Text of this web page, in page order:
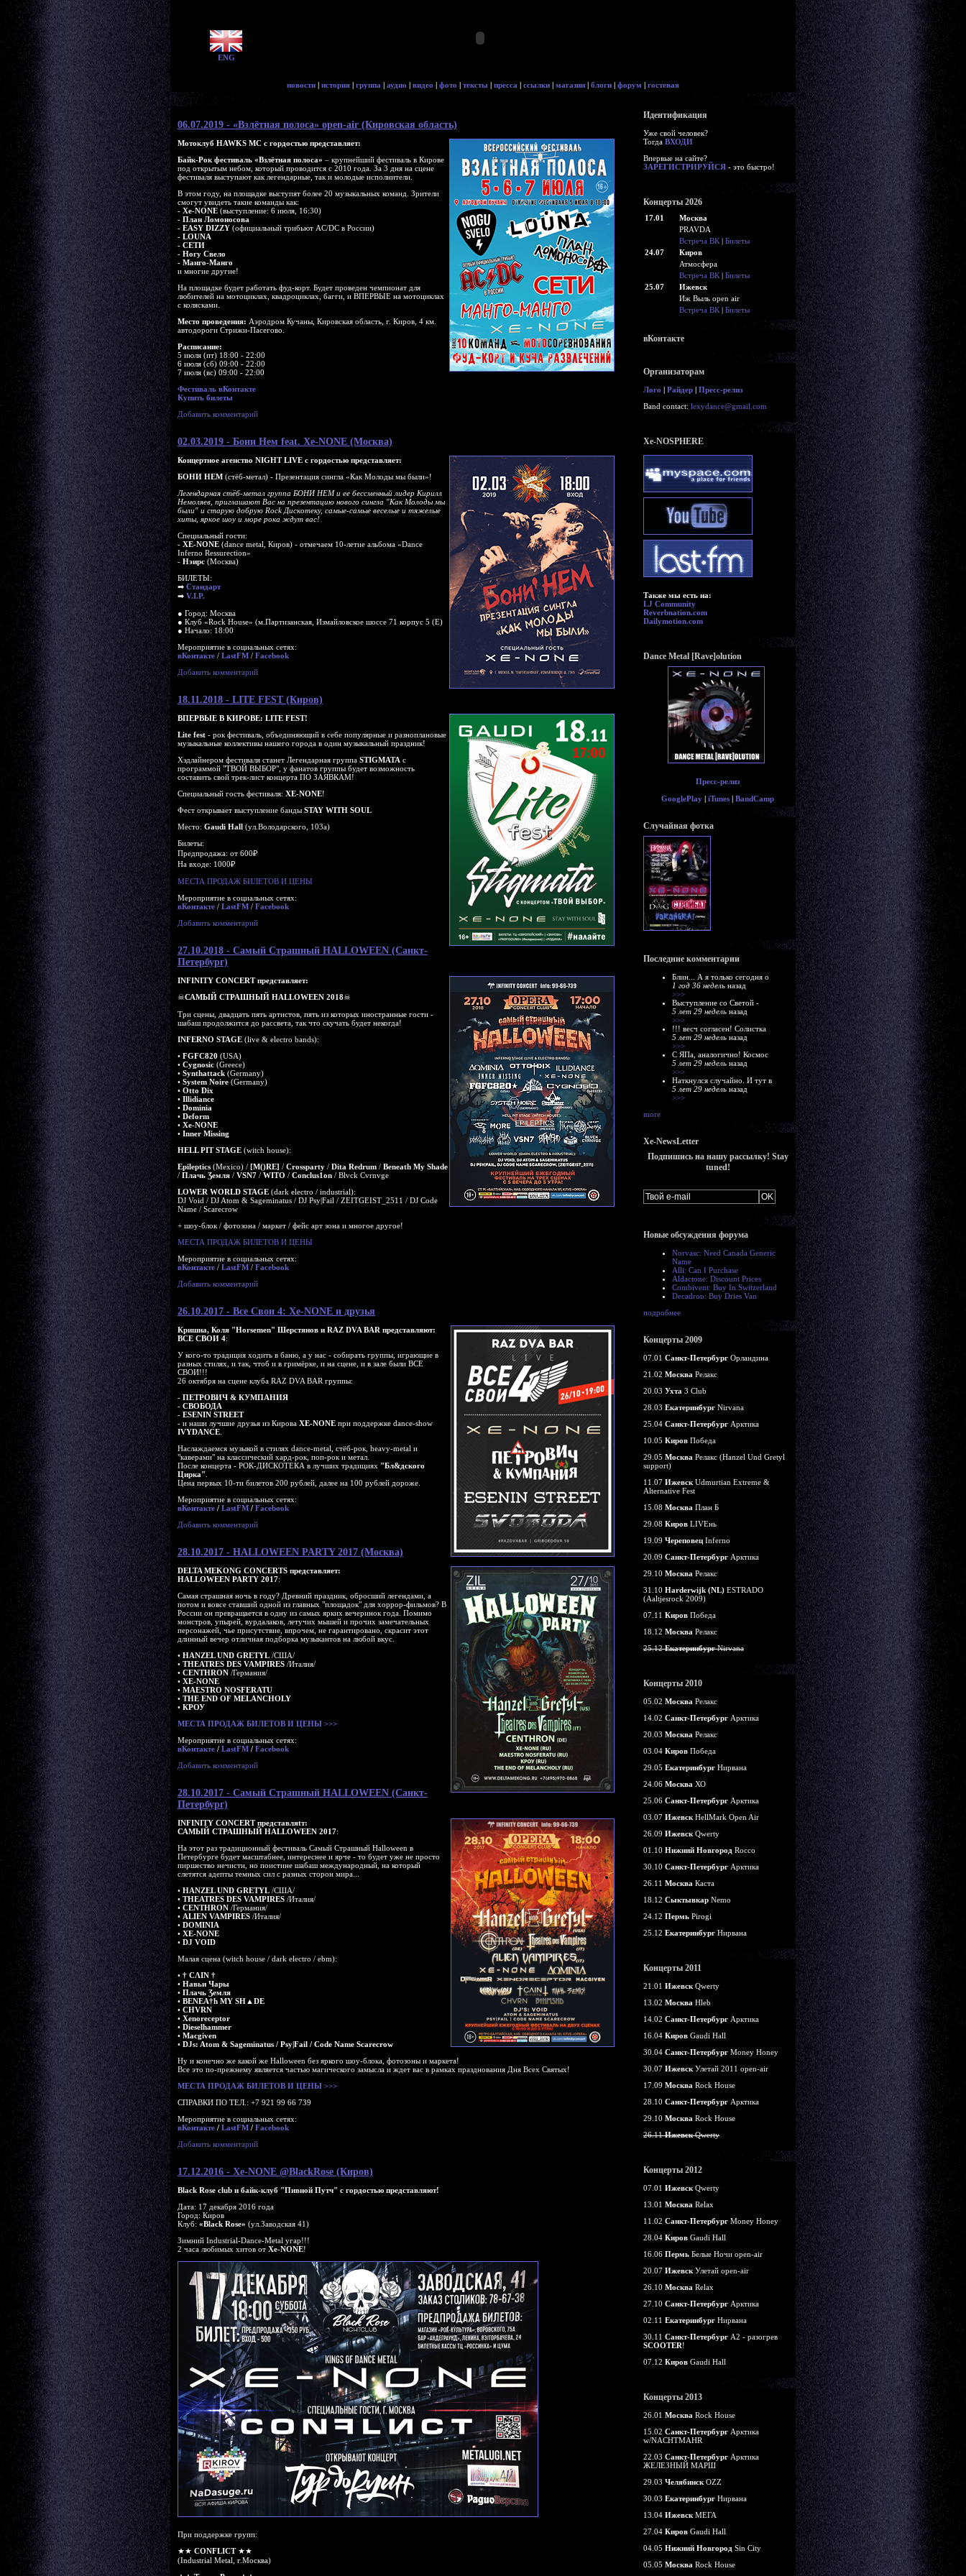
ENG
новости | история | группа | аудио | видео | фото | тексты | пресса | ссылки | магазин | блоги | форум | гостевая
06.07.2019 - «Взлётная полоса» open-air (Кировская область)
Мотоклуб HAWKS МС с гордостью представляет:
Байк-Рок фестиваль «Взлётная полоса» – крупнейший фестиваль в Кирове
под открытым небом, который проводится с 2010 года. За 3 дня на сцене
фестиваля выступают как легендарные, так и молодые исполнители.
В этом году, на площадке выступят более 20 музыкальных команд. Зрители
смогут увидеть такие команды как:
- Xe-NONE (выступление: 6 июля, 16:30)
- План Ломоносова
- EASY DIZZY (официальный трибьют AC/DC в России)
- LOUNA
- СЕТИ
- Ногу Свело
- Манго-Манго
и многие другие!
На площадке будет работать фуд-корт. Будет проведен чемпионат для
любителей на мотоциклах, квадроциклах, багги, и ВПЕРВЫЕ на мотоциклах
с колясками.
Место проведения: Аэродром Кучаны, Кировская область, г. Киров, 4 км.
автодороги Стрижи-Пасегово.
Расписание:
5 июля (пт) 18:00 - 22:00
6 июля (сб) 09:00 - 22:00
7 июля (вс) 09:00 - 22:00
Фестиваль вКонтакте
Купить билеты
Добавить комментарий
02.03.2019 - Бони Нем feat. Xe-NONE (Москва)
Концертное агенство NIGHT LIVE с гордостью представляет:
БОНИ НЕМ (стёб-метал) - Презентация сингла «Как Молоды мы были»!
Легендарная стёб-метал группа БОНИ НЕМ и ее бессменный лидер Кирилл
Немоляев, приглашают Вас на презентацию нового сингла "Как Молоды мы
были" и старую добрую Rock Дискотеку, самые-самые веселые и тяжелые
хиты, яркое шоу и море рока ждут вас!
Специальный гости:
- XE-NONE (dance metal, Киров) - отмечаем 10-летие альбома «Dance
Inferno Ressurection»
- Нэирс (Москва)
БИЛЕТЫ:
➡ Cтандарт
➡ V.I.P.
● Город: Москва
● Клуб «Rock House» (м.Партизанская, Измайловское шоссе 71 корпус 5 (Е)
● Начало: 18:00
Мероприятие в социальных сетях:
вКонтакте / LastFM / Facebook
Добавить комментарий
18.11.2018 - LITE FEST (Киров)
ВПЕРВЫЕ В КИРОВЕ: LITE FEST!
Lite fest - рок фестиваль, объединяющий в себе популярные и разноплановые
музыкальные коллективы нашего города в один музыкальный праздник!
Хэдлайнером фестиваля станет Легендарная группа STIGMATA с
программой "ТВОЙ ВЫБОР", у фанатов группы будет возможность
составить свой трек-лист концерта ПО ЗАЯВКАМ!
Специальный гость фестиваля: XE-NONE!
Фест открывает выступление банды STAY WITH SOUL
Место: Gaudi Hall (ул.Володарского, 103а)
Билеты:
Предпродажа: от 600₽
На входе: 1000₽
МЕСТА ПРОДАЖ БИЛЕТОВ И ЦЕНЫ
Мероприятие в социальных сетях:
вКонтакте / LastFM / Facebook
Добавить комментарий
27.10.2018 - Самый Страшный HALLOWEEN (Санкт-
Петербург)
INFINITY CONCERT представляет:
☠САМЫЙ СТРАШНЫЙ HALLOWEEN 2018☠
Три сцены, двадцать пять артистов, пять из которых иностранные гости -
шабаш продолжится до рассвета, так что скучать будет некогда!
INFERNO STAGE (live & electro bands):
• FGFC820 (USA)
• Cygnosic (Greece)
• Synthattack (Germany)
• System Noire (Germany)
• Otto Dix
• Illidiance
• Dominia
• Deform
• Xe-NONE
• Inner Missing
HELL PIT STAGE (witch house):
Epileptics (Mexico) / [M()RE] / Crossparty / Dita Redrum / Beneath My Shade
/ Плачь Ʒемля / VSN7 / WITO / Conclus1on / Blvck Cvrnvge
LOWER WORLD STAGE (dark electro / industrial):
DJ Void / DJ Atom & Sageminatus / DJ Psy|Fail / ZEITGEIST_2511 / DJ Code
Name / Scarecrow
+ шоу-блок / фотозона / маркет / фейс арт зона и многое другое!
МЕСТА ПРОДАЖ БИЛЕТОВ И ЦЕНЫ
Мероприятие в социальных сетях:
вКонтакте / LastFM / Facebook
Добавить комментарий
26.10.2017 - Все Свои 4: Xe-NONE и друзья
Кришна, Коля "Horsemen" Шерстянов и RAZ DVA BAR представляют:
ВСЕ СВОИ 4:
У кого-то традиция ходить в баню, а у нас - собирать группы, играющие в
разных стилях, и так, чтоб и в гримёрке, и на сцене, и в зале были ВСЕ
СВОИ!!!
26 октября на сцене клуба RAZ DVA BAR группы:
- ПЕТРОВИЧ & КУМПАНИЯ
- CВОБОДА
- ESENIN STREET
- и наши лучшие друзья из Кирова XE-NONE при поддержке dance-show
IVYDANCE
Наслаждаемся музыкой в стилях dance-metal, стёб-рок, heavy-metal и
"каверами" на классический хард-рок, поп-рок и метал.
После концерта - РОК-ДИСКОТЕКА в лучших традициях "Бл&дского
Цирка"
Цена первых 10-ти билетов 200 рублей, далее на 100 рублей дороже.
Мероприятие в социальных сетях:
вКонтакте / LastFM / Facebook
Добавить комментарий
28.10.2017 - HALLOWEEN PARTY 2017 (Москва)
DELTA MEKONG CONCERTS представляет:
HALLOWEEN PARTY 2017:
Самая страшная ночь в году? Древний праздник, обросший легендами, а
потом и вовсе ставший одной из главных "площадок" для хоррор-фильмов? В
России он превращается в одну из самых ярких вечеринок года. Помимо
монстров, упырей, вурдалаков, летучих мышей и прочих замечательных
персонажей, чье присутствие, впрочем, не гарантировано, скрасит этот
длинный вечер отличная подборка музыкантов на любой вкус.
• HANZEL UND GRETYL /США/
• THEATRES DES VAMPIRES /Италия/
• CENTHRON /Германия/
• XE-NONE
• MAESTRO NOSFERATU
• THE END OF MELANCHOLY
• КРОУ
МЕСТА ПРОДАЖ БИЛЕТОВ И ЦЕНЫ >>>
Мероприятие в социальных сетях:
вКонтакте / LastFM / Facebook
Добавить комментарий
28.10.2017 - Самый Страшный HALLOWEEN (Санкт-
Петербург)
INFINITY CONCERT представляtт:
САМЫЙ СТРАШНЫЙ HALLOWEEN 2017:
На этот раз традиционный фестиваль Самый Страшный Halloween в
Петербурге будет масштабнее, интереснее и ярче - то будет уже не просто
пиршество нечисти, но поистине шабаш международный, на который
слетятся адепты темных сил с разных сторон мира...
• HANZEL UND GRETYL /США/
• THEATRES DES VAMPIRES /Италия/
• CENTHRON /Германия/
• ALIEN VAMPIRES /Италия/
• DOMINIA
• XE-NONE
• DJ VOID
Малая сцена (witch house / dark electro / ebm):
• † CΛIN †
• Навьи Чары
• Πлачь Ʒемля
• BENEA†h MY SH▲DE
• CHVRN
• Xenoreceptor
• Dieselhammer
• Macgiven
• DJs: Atom & Sageminatus / Psy|Fail / Code Name Scarecrow
Ну и конечно же какой же Halloween без яркого шоу-блока, фотозоны и маркета!
Все это по-прежнему является частью магического замысла и ждет вас в рамках празднования Дня Всех Святых!
МЕСТА ПРОДАЖ БИЛЕТОВ И ЦЕНЫ >>>
СПРАВКИ ПО ТЕЛ.: +7 921 99 66 739
Мероприятие в социальных сетях:
вКонтакте / LastFM / Facebook
Добавить комментарий
17.12.2016 - Xe-NONE @BlackRose (Киров)
Black Rose club и байк-клуб "Пивной Путч" с гордостью представляют!
Дата: 17 декабря 2016 года
Город: Киров
Клуб: «Black Rose» (ул.Заводская 41)
Зимний Industrial-Dance-Metal угар!!!
2 часа любимых хитов от Xe-NONE!
При поддержке групп:
★★ CONFLICT★★
(Industrial Metal, г.Москва)
Идентификация
Уже свой человек?
Тогда ВХОДИ
Впервые на сайте?
ЗАРЕГИСТРИРУЙСЯ - это быстро!
Концерты 2026
17.01
Москва
PRAVDA
Встреча ВК | Билеты
24.07
Киров
Атмосфера
Встреча ВК | Билеты
25.07
Ижевск
Иж Выль open air
Встреча ВК | Билеты
вКонтакте
Организаторам
Лого | Райдер | Пресс-релиз
Band contact: lexydance@gmail.com
Xe-NOSPHERE
Также мы есть на:
LJ Community
Reverbnation.com
Dailymotion.com
Dance Metal [Rave]olution
Пресс-релиз
GooglePlay | iTunes | BandCamp
Случайная фотка
Последние комментарии
Блин... А я только сегодня о
1 год 36 недель назад
>>>
Выступление со Светой -
5 лет 29 недель назад
>>>
!!! весч согласен! Солистка
5 лет 29 недель назад
>>>
С ЯПа, аналогично! Космос
5 лет 29 недель назад
>>>
Наткнулся случайно. И тут в
5 лет 29 недель назад
>>>
more
Xe-NewsLetter
Подпишись на нашу рассылку! Stay
tuned!
Новые обсуждения форума
Norvasc: Need Canada Generic
Name
Alli: Can I Purchase
Aldactone: Discount Prices
Combivent: Buy In Switzerland
Decadron: Buy Dries Van
подробнее
Концерты 2009
07.01 Санкт-Петербург Орландина
21.02 Москва Релакс
20.03 Ухта 3 Club
28.03 Екатеринбург Nirvana
25.04 Санкт-Петербург Арктика
10.05 Киров Победа
29.05 Москва Релакс (Hanzel Und Gretyl
support)
11.07 Ижевск Udmurtian Extreme &
Alternative Fest
15.08 Москва План Б
29.08 Киров LIVEнь
19.09 Череповец Inferno
20.09 Санкт-Петербург Арктика
29.10 Москва Релакс
31.10 Harderwijk (NL) ESTRADO
(Aaltjesrock 2009)
07.11 Киров Победа
18.12 Москва Релакс
25.12ЕкатеринбургNirvana
Концерты 2010
05.02 Москва Релакс
14.02 Санкт-Петербург Арктика
20.03 Москва Релакс
03.04 Киров Победа
29.05 Екатеринбург Нирвана
24.06 Москва ХО
25.06 Санкт-Петербург Арктика
03.07 Ижевск HellMark Open Air
26.09 Ижевск Qwerty
01.10 Нижний Новгород Rocco
30.10 Санкт-Петербург Арктика
26.11 Москва Каста
18.12 Сыктывкар Nemo
24.12 Пермь Pirogi
25.12 Екатеринбург Нирвана
Концерты 2011
21.01 Ижевск Qwerty
13.02 Москва Hleb
14.02 Санкт-Петербург Арктика
16.04 Киров Gaudi Hall
30.04 Санкт-Петербург Money Honey
30.07 Ижевск Улетай 2011 open-air
17.09 Москва Rock House
28.10 Санкт-Петербург Арктика
29.10 Москва Rock House
26.11ИжевскQwerty
Концерты 2012
07.01 Ижевск Qwerty
13.01 Москва Relax
11.02 Санкт-Петербург Money Honey
28.04 Киров Gaudi Hall
16.06 Пермь Белые Ночи open-air
20.07 Ижевск Улетай open-air
26.10 Москва Relax
27.10 Санкт-Петербург Арктика
02.11 Екатеринбург Нирвана
30.11 Санкт-Петербург А2 - разогрев
SCOOTER!
07.12 Киров Gaudi Hall
Концерты 2013
26.01 Москва Rock House
15.02 Санкт-Петербург Арктика
w/NACHTMAHR
22.03 Санкт-Петербург Арктика
ЖЕЛЕЗНЫЙ МАРШ
29.03 Челябинск OZZ
30.03 Екатеринбург Нирвана
13.04 Ижевск МЕГА
27.04 Киров Gaudi Hall
04.05 Нижний Новгород Sin City
05.05 Москва Rock House